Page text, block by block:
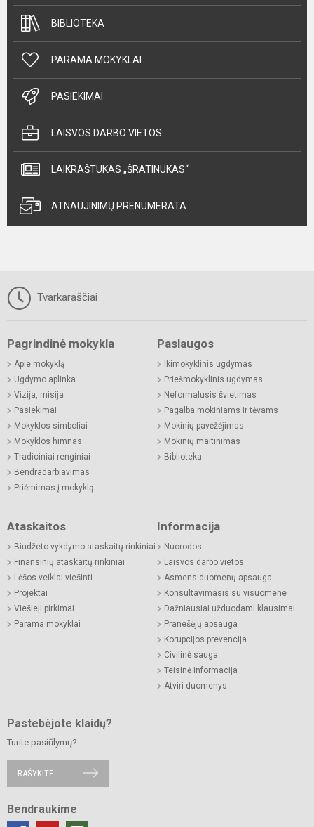
BIBLIOTEKA
PARAMA MOKYKLAI
PASIEKIMAI
LAISVOS DARBO VIETOS
LAIKRAŠTUKAS „ŠRATINUKAS“
ATNAUJINIMŲ PRENUMERATA
Tvarkaraščiai
Pagrindinė mokykla
Apie mokyklą
Ugdymo aplinka
Vizija, misija
Pasiekimai
Mokyklos simboliai
Mokyklos himnas
Tradiciniai renginiai
Bendradarbiavimas
Priėmimas į mokyklą
Paslaugos
Ikimokyklinis ugdymas
Priešmokyklinis ugdymas
Neformalusis švietimas
Pagalba mokiniams ir tėvams
Mokinių pavėžėjimas
Mokinių maitinimas
Biblioteka
Ataskaitos
Biudžeto vykdymo ataskaitų rinkiniai
Finansinių ataskaitų rinkiniai
Lėšos veiklai viešinti
Projektai
Viešieji pirkimai
Parama mokyklai
Informacija
Nuorodos
Laisvos darbo vietos
Asmens duomenų apsauga
Konsultavimasis su visuomene
Dažniausiai užduodami klausimai
Pranešėjų apsauga
Korupcijos prevencija
Civilinė sauga
Teisinė informacija
Atviri duomenys
Pastebėjote klaidų?
Turite pasiūlymų?
RAŠYKITE
Bendraukime